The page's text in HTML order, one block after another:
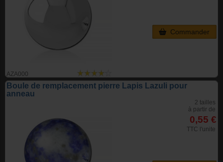
AZA000
Commander
Boule de remplacement pierre Lapis Lazuli pour
anneau
2 tailles
à partir de
0,55 €
TTC l'unite